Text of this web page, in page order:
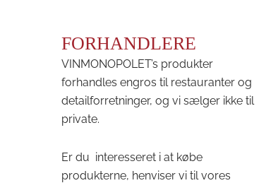
FORHANDLERE
VINMONOPOLET’s produkter
forhandles engros til restauranter og
detailforretninger, og vi sælger ikke til
private.
Er du interesseret i at købe
produkterne, henviser vi til vores